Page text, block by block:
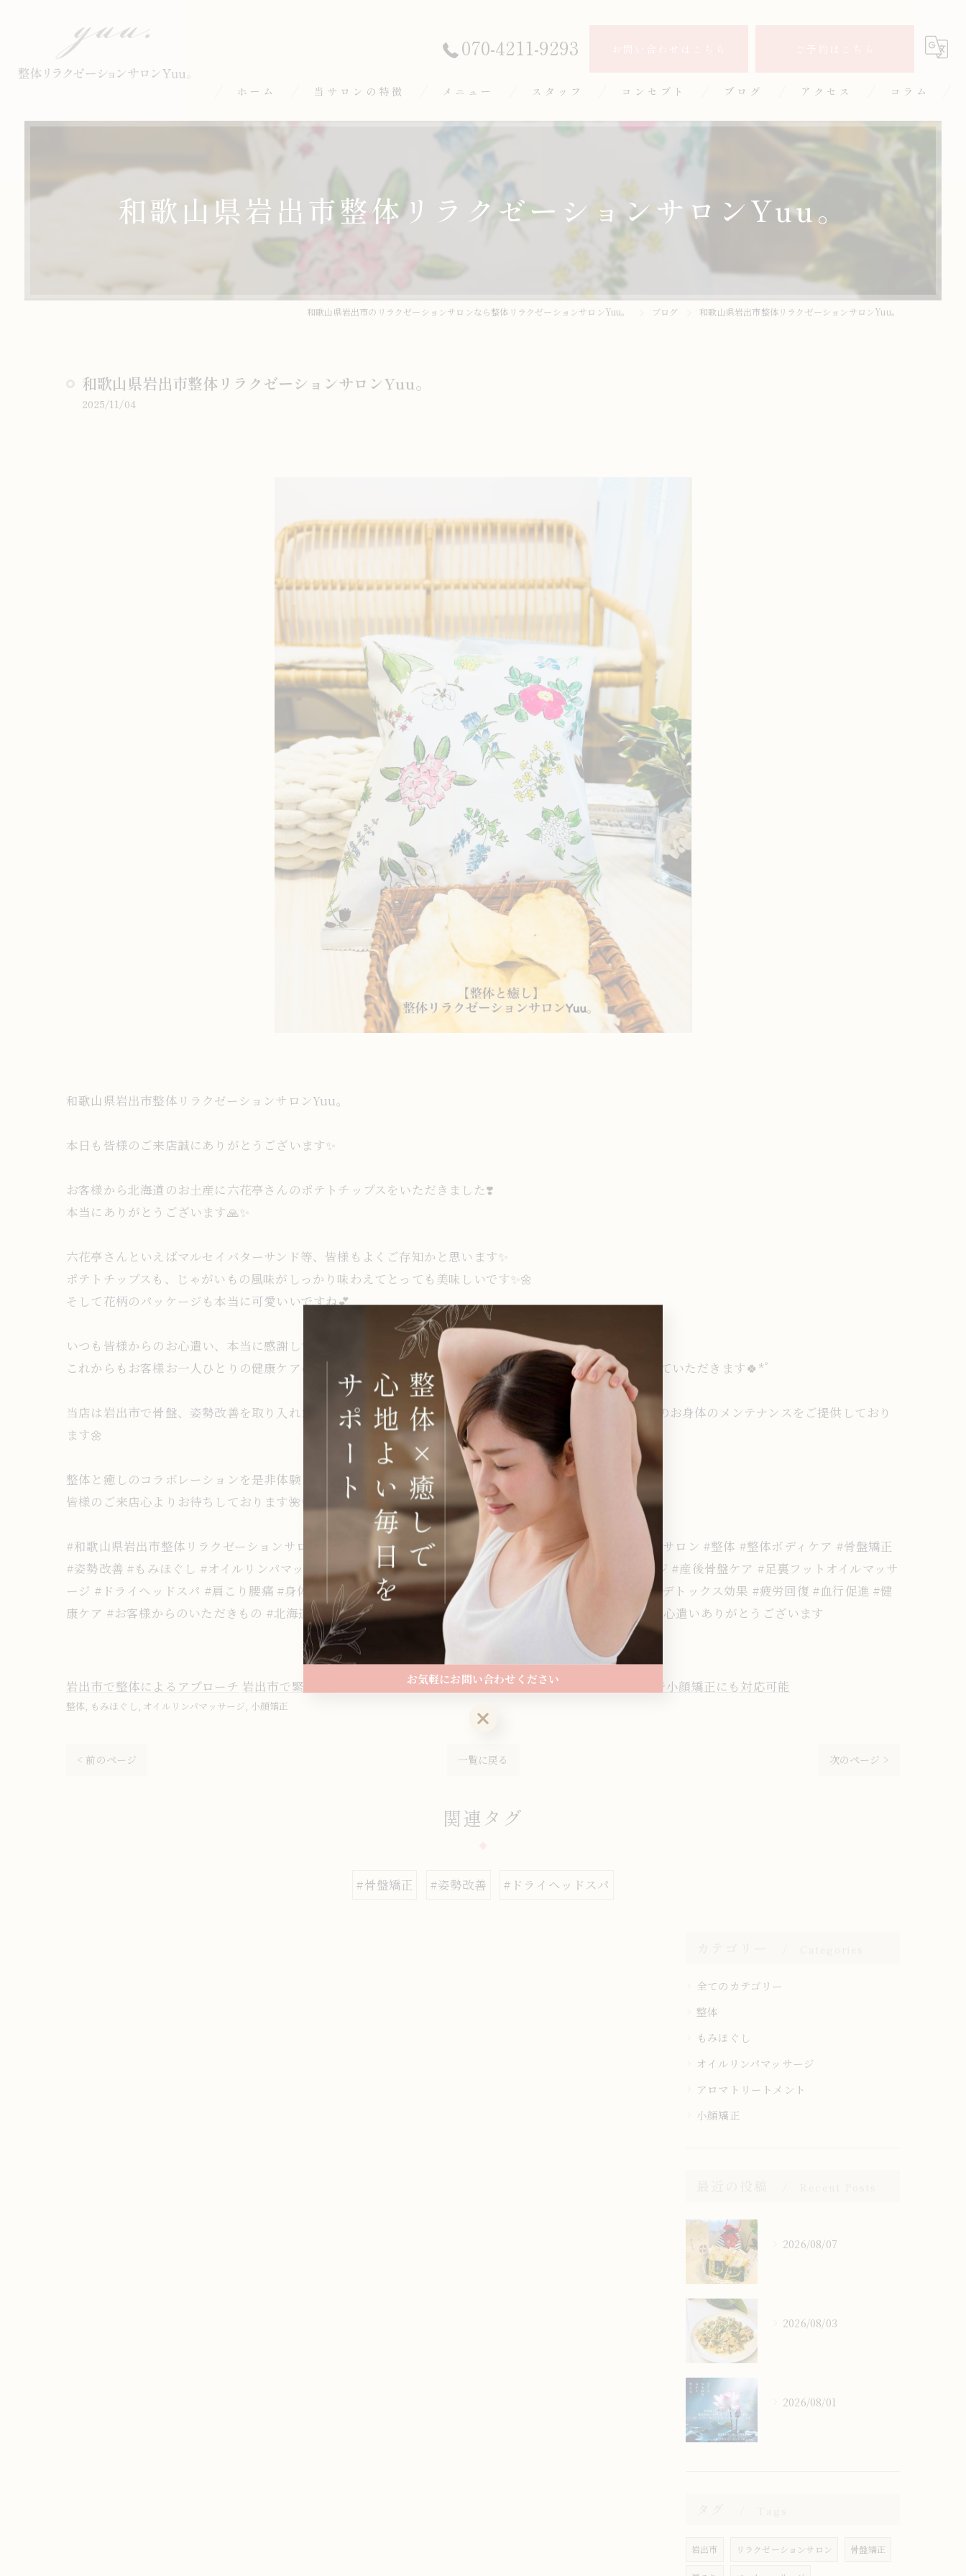
070-4211-9293
ホーム 当サロンの特徴
整体
オイルリンパマッサージ
メニュー スタッフ コンセプト ブログ アクセス コラム
和歌山県岩出市整体リラクゼーションサロンYuu。
和歌山県岩出市のリラクゼーションサロンなら整体リラクゼーションサロンYuu。 ブログ 和歌山県岩出市整体リラクゼーションサロンYuu。
和歌山県岩出市整体リラクゼーションサロンYuu。
2025/11/04
和歌山県岩出市整体リラクゼーションサロンYuu。
本日も皆様のご来店誠にありがとうございます✨️
お客様から北海道のお土産に六花亭さんのポテトチップスをいただきました❣️
本当にありがとうございます🙏✨
六花亭さんといえばマルセイバターサンド等、皆様もよくご存知かと思います✨️
ポテトチップスも、じゃがいもの風味がしっかり味わえてとっても美味しいです✨️🌼
そして花柄のパッケージも本当に可愛いいです︎ね💕︎︎
いつも皆様からのお心遣い、本当に感謝しております🙏(⁎ᴗ͈ˬᴗ͈⁎)✨️
これからもお客様お一人ひとりの健康ケアのサポートと癒しのひとときを、スタッフ一同、精一杯努めさせていただきます🍀* ゚
当店は岩出市で骨盤、姿勢改善を取り入れたオリジナル整体ボディケアを中心にリラクゼーションサロンでのお身体のメンテナンスをご提供しており
ます🌼
整体と癒しのコラボレーションを是非体験してくださいませ❁⃘*.ﾟ
皆様のご来店心よりお待ちしております🌺✨
#和歌山県岩出市整体リラクゼーションサロン #和歌山県リラクゼーションサロン #岩出市リラクゼーションサロン #整体 #整体ボディケア #骨盤矯正
#姿勢改善 #もみほぐし #オイルリンパマッサージ #小顔矯正 #マタニティボディケア #マタニティマッサージ #産後骨盤ケア #足裏フットオイルマッサ
ージ #ドライヘッドスパ #肩こり腰痛 #身体のメンテナンス #癒し効果 #自然治癒力向上 #リラックス効果 #デトックス効果 #疲労回復 #血行促進 #健
康ケア #お客様からのいただきもの #北海道のお土産 #六花亭 #六花亭のポテトチップス #お客様に感謝 #お心遣いありがとうございます
岩出市で整体によるアプローチ 岩出市で緊張をほぐすもみほぐし岩出市でオイルリンパマッサージ 岩出市で小顔矯正にも対応可能
整体 もみほぐし オイルリンパマッサージ 小顔矯正
< 前のページ 一覧に戻る 次のページ >
関連タグ
#骨盤矯正 #姿勢改善 #ドライヘッドスパ
全てのカテゴリー
整体
もみほぐし
オイルリンパマッサージ
アロマトリートメント
小顔矯正
2026/08/07
2026/08/03
2026/08/01
岩出市 リラクゼーションサロン 骨盤矯正
お気軽にお問い合わせください
お気軽にお問い合わせください